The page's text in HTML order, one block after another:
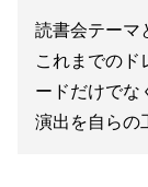
読書会テーマ
これまでのド
ードだけでな
演出を自らの